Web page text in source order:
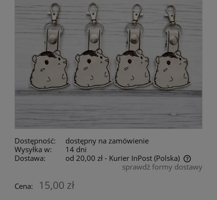
Dostępność:
dostępny na zamówienie
Wysyłka w:
14 dni
Dostawa:
od 20,00 zł - Kurier InPost (Polska)
Cena nie zawiera ewentualnych kosztów płatności
sprawdź formy dostawy
Cena:
15,00 zł